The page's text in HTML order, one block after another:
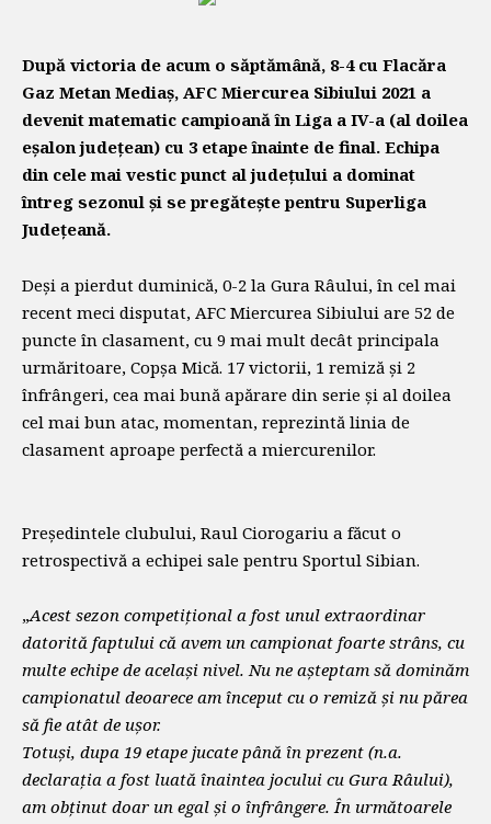
După victoria de acum o săptămână, 8-4 cu Flacăra
Gaz Metan Mediaș, AFC Miercurea Sibiului 2021 a
devenit matematic campioană în Liga a IV-a (al doilea
eșalon județean) cu 3 etape înainte de final. Echipa
din cele mai vestic punct al județului a dominat
întreg sezonul și se pregătește pentru Superliga
Județeană.
Deși a pierdut duminică, 0-2 la Gura Râului, în cel mai
recent meci disputat, AFC Miercurea Sibiului are 52 de
puncte în clasament, cu 9 mai mult decât principala
urmăritoare, Copșa Mică. 17 victorii, 1 remiză și 2
înfrângeri, cea mai bună apărare din serie și al doilea
cel mai bun atac, momentan, reprezintă linia de
clasament aproape perfectă a miercurenilor.
Președintele clubului, Raul Ciorogariu a făcut o
retrospectivă a echipei sale pentru Sportul Sibian.
„Acest sezon competițional a fost unul extraordinar
datorită faptului că avem un campionat foarte strâns, cu
multe echipe de același nivel. Nu ne așteptam să dominăm
campionatul deoarece am început cu o remiză și nu părea
să fie atât de ușor.
Totuși, dupa 19 etape jucate până în prezent (n.a.
declarația a fost luată înaintea jocului cu Gura Râului),
am obținut doar un egal și o înfrângere. În următoarele